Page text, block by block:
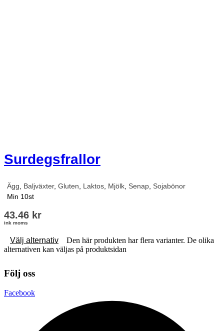
Surdegsfrallor
Ägg Baljväxter, Gluten Laktos Mjölk Senap Sojabönor
Min 10st
43.46 kr
ink moms
Välj alternativ
Den här produkten har flera varianter. De olika
alternativen kan väljas på produktsidan
Följ oss
Facebook